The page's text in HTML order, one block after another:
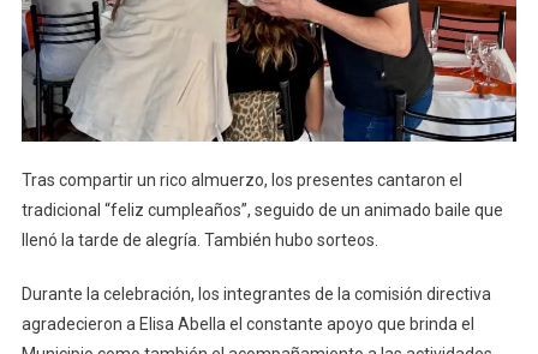
Tras compartir un rico almuerzo, los presentes cantaron el
tradicional “feliz cumpleaños”, seguido de un animado baile que
llenó la tarde de alegría. También hubo sorteos.
Durante la celebración, los integrantes de la comisión directiva
agradecieron a Elisa Abella el constante apoyo que brinda el